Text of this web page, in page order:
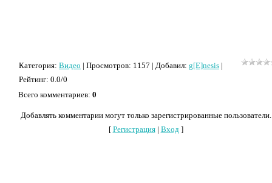
Категория: Видео | Просмотров: 1157 | Добавил: g[E]nesis |
Рейтинг: 0.0/0
Всего комментариев: 0
Добавлять комментарии могут только зарегистрированные пользователи.
[ Регистрация| Вход]